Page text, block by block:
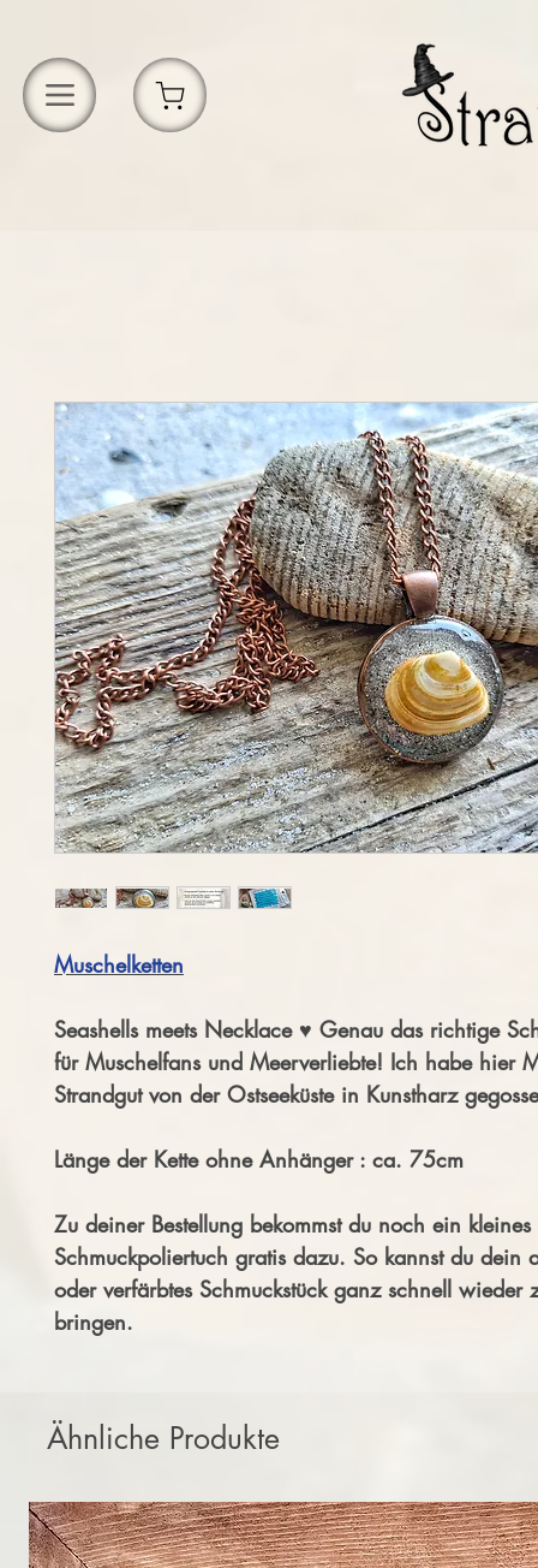
Muschelketten
Seashells meets Necklace ♥ Genau das richtige
für Muschelfans und Meerverliebte! Ich habe hier
Strandgut von der Ostseeküste in Kunstharz
Länge der Kette ohne Anhänger : ca. 75cm
Zu deiner Bestellung bekommst du noch ein kleines
Schmuckpoliertuch gratis dazu. So kannst du dein
oder verfärbtes Schmuckstück ganz schnell wieder
bringen.
Ähnliche Produkte